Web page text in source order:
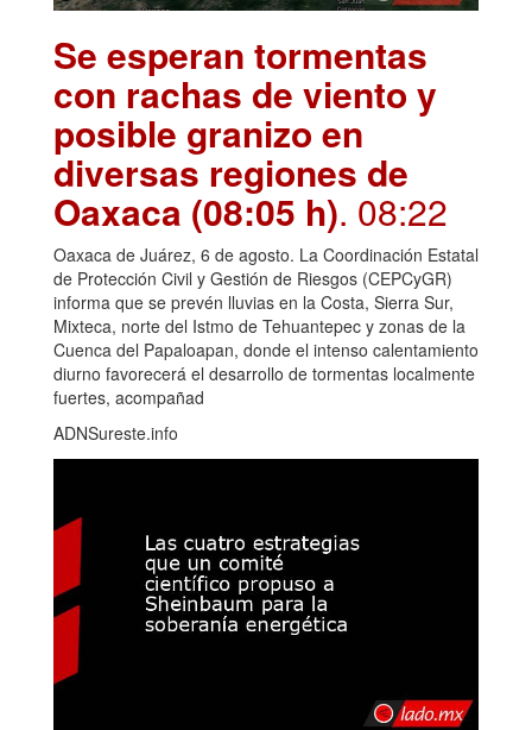
Se esperan tormentas
con rachas de viento y
posible granizo en
diversas regiones de
Oaxaca (08:05 h). 08:22
Oaxaca de Juárez, 6 de agosto. La Coordinación Estatal
de Protección Civil y Gestión de Riesgos (CEPCyGR)
informa que se prevén lluvias en la Costa, Sierra Sur,
Mixteca, norte del Istmo de Tehuantepec y zonas de la
Cuenca del Papaloapan, donde el intenso calentamiento
diurno favorecerá el desarrollo de tormentas localmente
fuertes, acompañad
ADNSureste.info